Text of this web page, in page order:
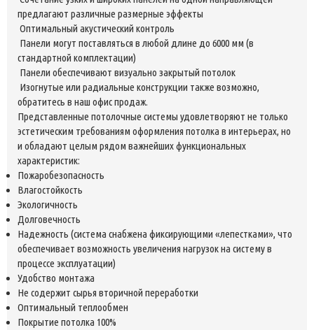
предлагают различные размерные эффекты
Оптимальный акустический контроль
Панели могут поставляться в любой длине до 6000 мм (в
стандартной комплектации)
Панели обеспечивают визуально закрытый потолок
Изогнутые или радиальные конструкции также возможно,
обратитесь в наш офис продаж.
Представленные потолочные системы удовлетворяют не только
эстетическим требованиям оформления потолка в интерьерах, но
и обладают целым рядом важнейших функциональных
характеристик:
Пожаробезопасность
Влагостойкость
Экологичность
Долговечность
Надежность (система снабжена фиксирующими «лепестками», что
обеспечивает возможность увеличения нагрузок на систему в
процессе эксплуатации)
Удобство монтажа
Не содержит сырья вторичной переработки
Оптимальный теплообмен
Покрытие потолка 100%